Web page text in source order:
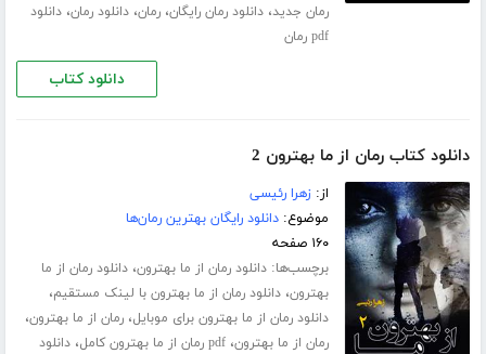
رمان جدید،دانلود رمان رایگان،رمان،دانلود رمان،دانلود
pdf رمان
دانلود کتاب
دانلود کتاب رمان از ما بهترون 2
از:زهرا رئیسی
موضوع:دانلود رایگان بهترین رمان‌ها
۱۶۰ صفحه
برچسب‌ها:دانلود رمان از ما بهترون،دانلود رمان از ما
بهترون،دانلود رمان از ما بهترون با لینک مستقیم،
دانلود رمان از ما بهترون برای موبایل،رمان از ما بهترون،
رمان از ما بهترون،pdf رمان از ما بهترون کامل ،دانلود